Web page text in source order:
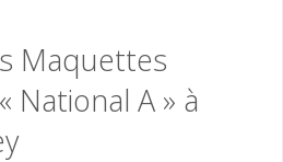
Maquettes
National A » à